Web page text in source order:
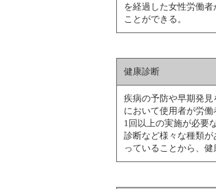
を経過した女性労働
ことができる。
健康診断
疾病の予防や早期発
において使用者が労
1回以上の実施が必要
診断など様々な種類
っていることから、